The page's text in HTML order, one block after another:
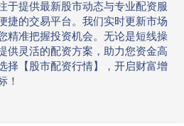
于提供最新股市动态与专业配资服
捷的交易平台。我们实时更新市场
精准把握投资机会。无论是短线操
供灵活的配资方案，助力您资金高
择【股市配资行情】，开启财富增
！